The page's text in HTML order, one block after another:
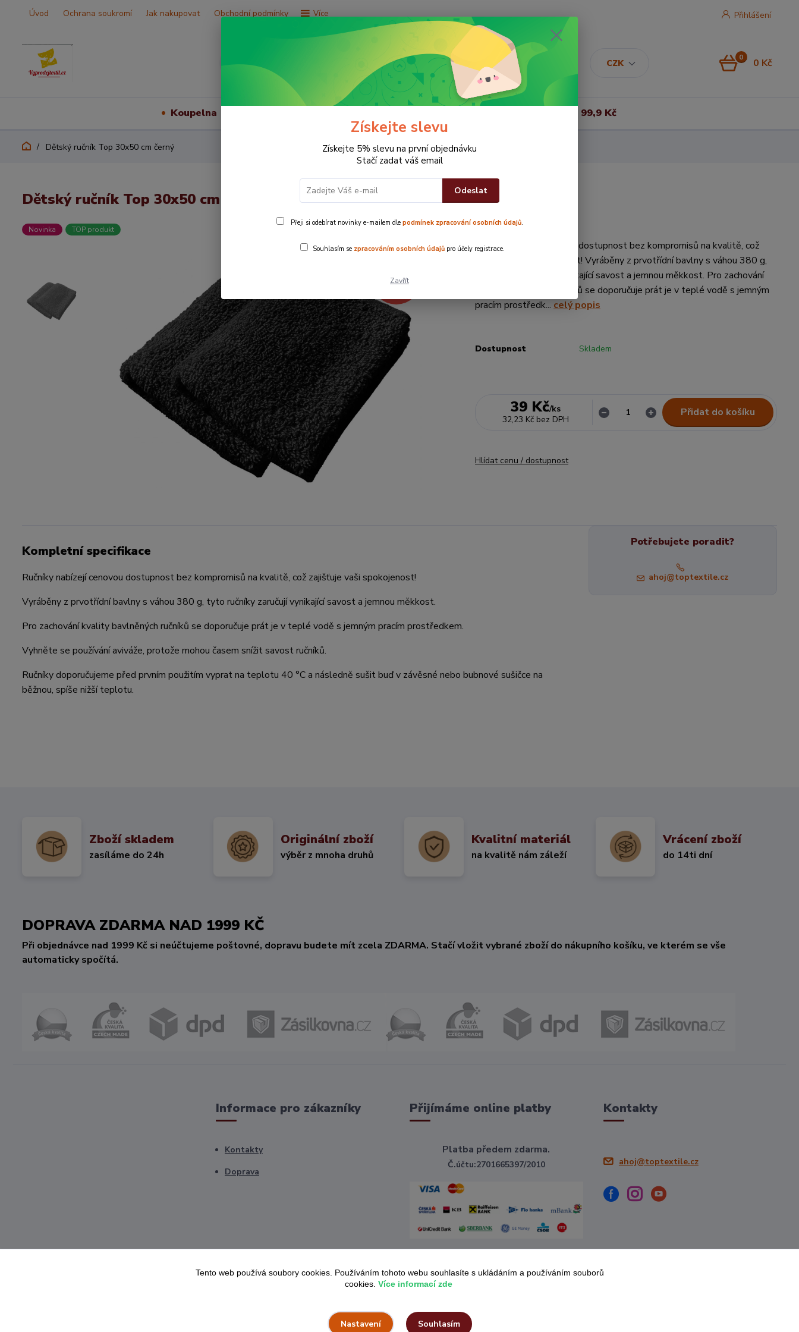
Úvod Ochrana soukromí Jak nakupovat Obchodní podmínky Více
CZK
Přihlášení
0 0 Kč
Koupelna Vše za 99,9 Kč
Dětský ručník Top 30x50 cm černý
Dětský ručník Top 30x50 cm černý
Novinka TOP produkt
59 Kč
Ručníky nabízejí cenovou dostupnost bez kompromisů na kvalitě, což
zajišťuje vaši spokojenost! Vyráběny z prvotřídní bavlny s váhou 380 g,
tyto ručníky zaručují vynikající savost a jemnou měkkost. Pro zachování
kvality bavlněných ručníků se doporučuje prát je v teplé vodě s jemným
pracím prostředk... celý popis
Dostupnost Skladem
39 Kč/ks
32,23 Kč bez DPH
Přidat do košíku
Hlídat cenu / dostupnost
Kompletní specifikace
Ručníky nabízejí cenovou dostupnost bez kompromisů na kvalitě, což zajišťuje vaši spokojenost!
Vyráběny z prvotřídní bavlny s váhou 380 g, tyto ručníky zaručují vynikající savost a jemnou měkkost.
Pro zachování kvality bavlněných ručníků se doporučuje prát je v teplé vodě s jemným pracím prostředkem.
Vyhněte se používání aviváže, protože mohou časem snížit savost ručníků.
Ručníky doporučujeme před prvním použitím vyprat na teplotu 40 °C a následně sušit buď v závěsné nebo bubnové sušičce na
běžnou, spíše nižší teplotu.
Potřebujete poradit?
ahoj@toptextile.cz
Zboží skladem
zasíláme do 24h
Originální zboží
výběr z mnoha druhů
Kvalitní materiál
na kvalitě nám záleží
Vrácení zboží
do 14ti dní
DOPRAVA ZDARMA NAD 1999 KČ
Při objednávce nad 1999 Kč si neúčtujeme poštovné, dopravu budete mít zcela ZDARMA. Stačí vložit vybrané zboží do nákupního košíku, ve kterém se vše
automaticky spočítá.
Informace pro zákazníky
Kontakty
Doprava
Přijímáme online platby
Platba předem zdarma.
Č.účtu:2701665397/2010
Kontakty
ahoj@toptextile.cz
Získejte slevu
Získejte 5% slevu na první objednávku
Stačí zadat váš email
Odeslat
Přeji si odebírat novinky e-mailem dle podmínek zpracování osobních údajů.
Souhlasím se zpracováním osobních údajů pro účely registrace.
Zavřít
Tento web používá soubory cookies. Používáním tohoto webu souhlasíte s ukládáním a používáním souborů
cookies. Více informací zde
Nastavení Souhlasím